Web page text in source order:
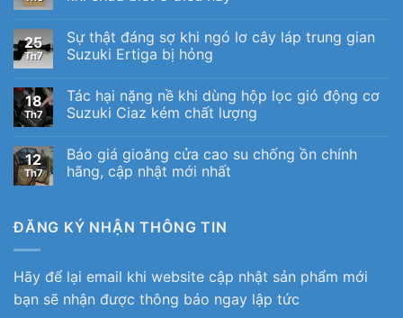
25
Th7
Sự thật đáng sợ khi ngó lơ cây láp trung gian
Suzuki Ertiga bị hỏng
18
Th7
Tác hại nặng nề khi dùng hộp lọc gió động cơ
Suzuki Ciaz kém chất lượng
12
Th7
Báo giá gioăng cửa cao su chống ồn chính
hãng, cập nhật mới nhất
ĐĂNG KÝ NHẬN THÔNG TIN
Hãy để lại email khi website cập nhật sản phẩm mới
bạn sẽ nhận được thông báo ngay lập tức